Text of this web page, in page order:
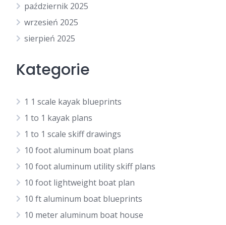
październik 2025
wrzesień 2025
sierpień 2025
Kategorie
1 1 scale kayak blueprints
1 to 1 kayak plans
1 to 1 scale skiff drawings
10 foot aluminum boat plans
10 foot aluminum utility skiff plans
10 foot lightweight boat plan
10 ft aluminum boat blueprints
10 meter aluminum boat house